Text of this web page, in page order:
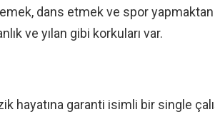
dans etmek ve spor yapmaktan
ve yılan gibi korkuları var.
hayatına garanti isimli bir single